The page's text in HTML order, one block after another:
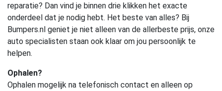
reparatie? Dan vind je binnen drie klikken het exacte
onderdeel dat je nodig hebt. Het beste van alles? Bij
Bumpers.nl geniet je niet alleen van de allerbeste prijs, onze
auto specialisten staan ook klaar om jou persoonlijk te
helpen.
Ophalen?
Ophalen mogelijk na telefonisch contact en alleen op